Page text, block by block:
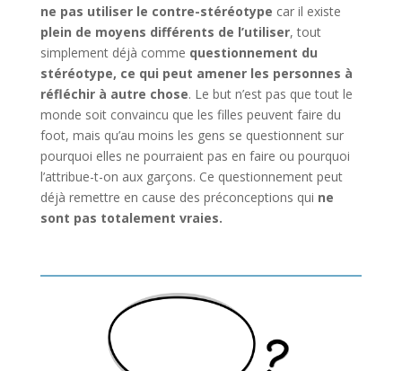
ne pas utiliser le contre-stéréotype car il existe
plein de moyens différents de l’utiliser, tout
simplement déjà comme questionnement du
stéréotype, ce qui peut amener les personnes à
réfléchir à autre chose. Le but n’est pas que tout le
monde soit convaincu que les filles peuvent faire du
foot, mais qu’au moins les gens se questionnent sur
pourquoi elles ne pourraient pas en faire ou pourquoi
l’attribue-t-on aux garçons. Ce questionnement peut
déjà remettre en cause des préconceptions qui ne
sont pas totalement vraies.